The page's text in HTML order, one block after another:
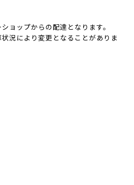
ョップからの配達となります。
況により変更となることがありま